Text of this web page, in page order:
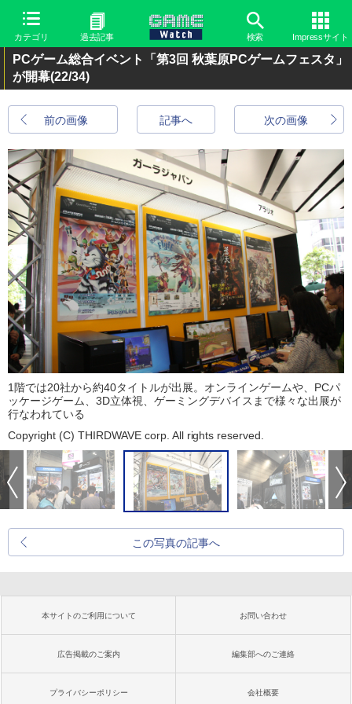
カテゴリ 過去記事 検索 Impressサイト
PCゲーム総合イベント「第3回 秋葉原PCゲームフェスタ」
が開幕(22/34)
前の画像 次の画像
記事へ
1階では20社から約40タイトルが出展。オンラインゲームや、PCパ
ッケージゲーム、3D立体視、ゲーミングデバイスまで様々な出展が
行なわれている
Copyright (C) THIRDWAVE corp. All rights reserved.
この写真の記事へ
本サイトのご利用について お問い合わせ
広告掲載のご案内 編集部へのご連絡
プライバシーポリシー 会社概要